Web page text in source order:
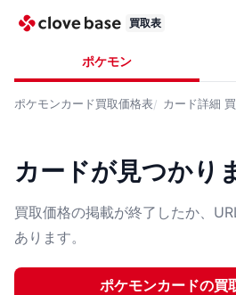
買取表
ポケモン
ポケモンカード買取価格表 カード詳細
カードが見つかり
買取価格の掲載が終了したか、
あります。
ポケモンカードの買